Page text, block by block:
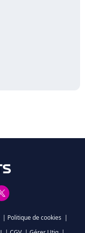
| Politique de cookies |